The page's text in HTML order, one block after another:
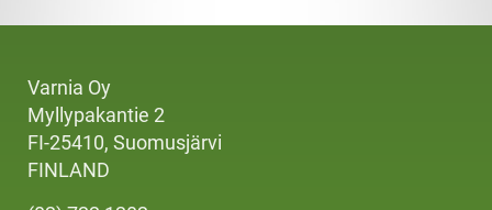
Varnia Oy
Myllypakantie 2
FI-25410, Suomusjärvi
FINLAND